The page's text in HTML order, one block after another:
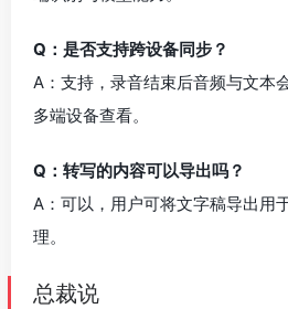
Q：是否支持跨设备同步？
A：支持，录音结束后音频与文本
多端设备查看。
Q：转写的内容可以导出吗？
A：可以，用户可将文字稿导出用
理。
总裁说